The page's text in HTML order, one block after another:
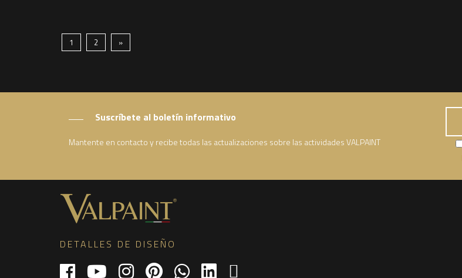
1 2 »
Suscríbete al boletín informativo
Mantente en contacto y recibe todas las actualizaciones sobre las actividades VALPAINT
DETALLES DE DISEÑO